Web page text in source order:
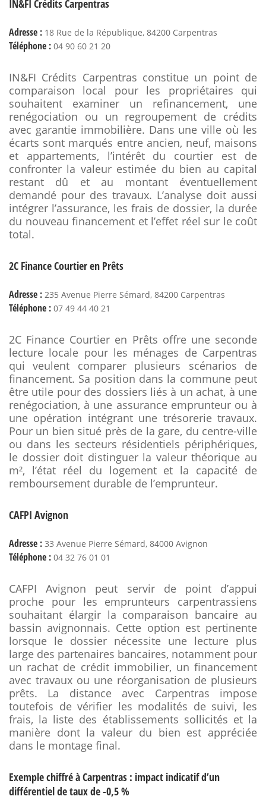
IN&FI Crédits Carpentras
Adresse : 18 Rue de la République, 84200 Carpentras
Téléphone : 04 90 60 21 20
IN&FI Crédits Carpentras constitue un point de
comparaison local pour les propriétaires qui
souhaitent examiner un refinancement, une
renégociation ou un regroupement de crédits
avec garantie immobilière. Dans une ville où les
écarts sont marqués entre ancien, neuf, maisons
et appartements, l’intérêt du courtier est de
confronter la valeur estimée du bien au capital
restant dû et au montant éventuellement
demandé pour des travaux. L’analyse doit aussi
intégrer l’assurance, les frais de dossier, la durée
du nouveau financement et l’effet réel sur le coût
total.
2C Finance Courtier en Prêts
Adresse : 235 Avenue Pierre Sémard, 84200 Carpentras
Téléphone : 07 49 44 40 21
2C Finance Courtier en Prêts offre une seconde
lecture locale pour les ménages de Carpentras
qui veulent comparer plusieurs scénarios de
financement. Sa position dans la commune peut
être utile pour des dossiers liés à un achat, à une
renégociation, à une assurance emprunteur ou à
une opération intégrant une trésorerie travaux.
Pour un bien situé près de la gare, du centre-ville
ou dans les secteurs résidentiels périphériques,
le dossier doit distinguer la valeur théorique au
m², l’état réel du logement et la capacité de
remboursement durable de l’emprunteur.
CAFPI Avignon
Adresse : 33 Avenue Pierre Sémard, 84000 Avignon
Téléphone : 04 32 76 01 01
CAFPI Avignon peut servir de point d’appui
proche pour les emprunteurs carpentrassiens
souhaitant élargir la comparaison bancaire au
bassin avignonnais. Cette option est pertinente
lorsque le dossier nécessite une lecture plus
large des partenaires bancaires, notamment pour
un rachat de crédit immobilier, un financement
avec travaux ou une réorganisation de plusieurs
prêts. La distance avec Carpentras impose
toutefois de vérifier les modalités de suivi, les
frais, la liste des établissements sollicités et la
manière dont la valeur du bien est appréciée
dans le montage final.
Exemple chiffré à Carpentras : impact indicatif d’un
différentiel de taux de -0,5 %